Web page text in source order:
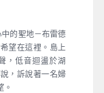
的聖地－布雷德
望在這裡。島上
，低音迴盪於湖
，訴說著一名婦
。